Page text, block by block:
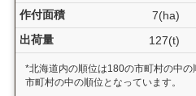
作付面積
7(ha)
出荷量
127(t)
*北海道内の順位は180の市町村の中
市町村の中の順位となっています。